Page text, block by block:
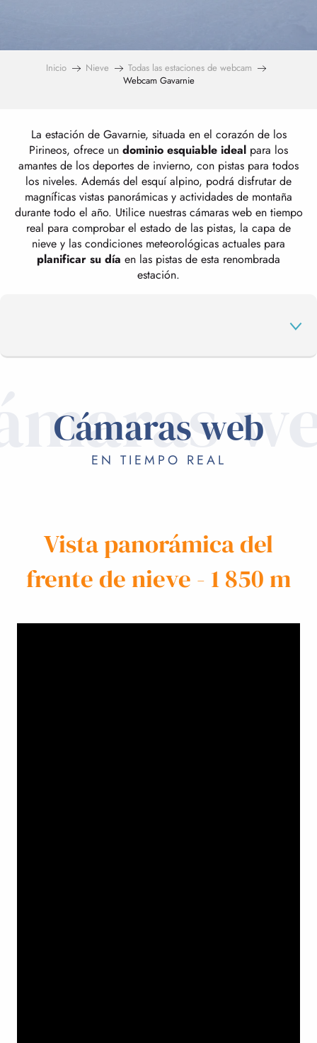
Inicio Nieve
Todas las estaciones de webcam
Webcam Gavarnie
La estación de Gavarnie, situada en el corazón de los
Pirineos, ofrece un dominio esquiable ideal para los
amantes de los deportes de invierno, con pistas para todos
los niveles. Además del esquí alpino, podrá disfrutar de
magníficas vistas panorámicas y actividades de montaña
durante todo el año. Utilice nuestras cámaras web en tiempo
real para comprobar el estado de las pistas, la capa de
nieve y las condiciones meteorológicas actuales para
planificar su día en las pistas de esta renombrada
estación.
Cámaras web
EN TIEMPO REAL
Vista panorámica del
frente de nieve - 1 850 m